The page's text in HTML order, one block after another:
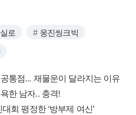
로 웅진씽크빅
통점... 재물운이 달라지는 이유
한 남자.. 충격!
회 평정한 ‘방부제 여신’